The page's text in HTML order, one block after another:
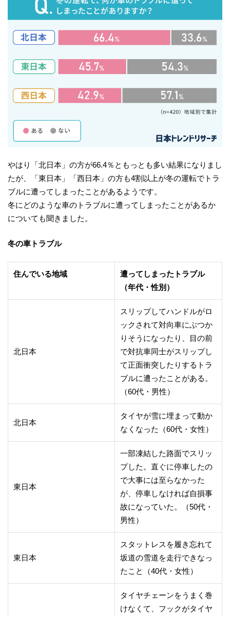
やはり「北日本」の方が66.4％ともっとも多い結果になりまし
たが、「東日本」「西日本」の方も4割以上が冬の運転でトラ
ブルに遭ってしまったことがあるようです。
冬にどのような車のトラブルに遭ってしまったことがあるか
についても聞きました。
冬の車トラブル
住んでいる地域
遭ってしまったトラブル
（年代・性別）
北日本
スリップしてハンドルがロ
ックされて対向車にぶつか
りそうになったり、目の前
で対抗車同士がスリップし
て正面衝突したりするトラ
ブルに遭ったことがある。
（60代・男性）
北日本
タイヤが雪に埋まって動か
なくなった（60代・女性）
東日本
一部凍結した路面でスリッ
プした。直ぐに停車したの
で大事には至らなかった
が、停車しなければ自損事
故になっていた。（50代・
男性）
東日本
スタットレスを履き忘れて
坂道の雪道を走行できなっ
たこと（40代・女性）
タイヤチェーンをうまく巻
けなくて、フックがタイヤ